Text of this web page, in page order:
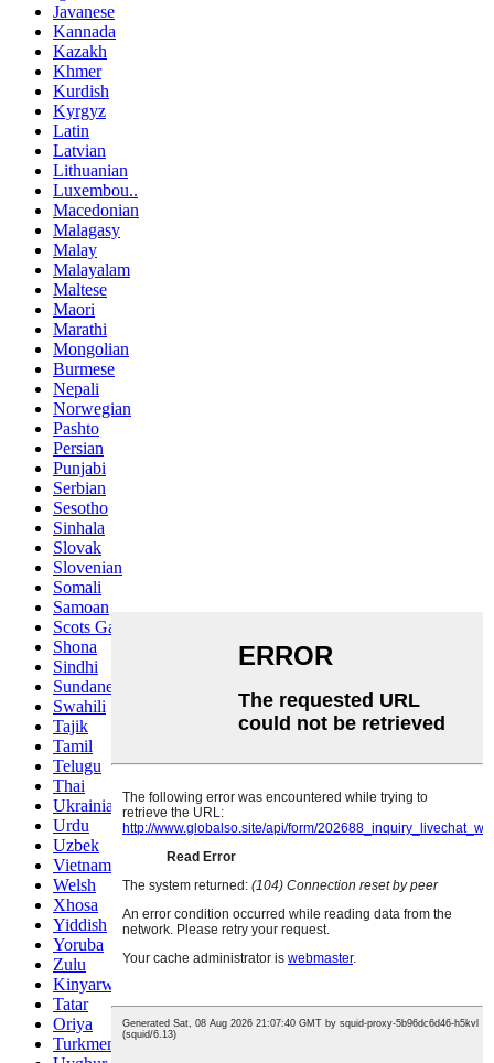
Javanese
Kannada
Kazakh
Khmer
Kurdish
Kyrgyz
Latin
Latvian
Lithuanian
Luxembou..
Macedonian
Malagasy
Malay
Malayalam
Maltese
Maori
Marathi
Mongolian
Burmese
Nepali
Norwegian
Pashto
Persian
Punjabi
Serbian
Sesotho
Sinhala
Slovak
Slovenian
Somali
Samoan
Scots Gaelic
Shona
Sindhi
Sundanese
Swahili
Tajik
Tamil
Telugu
Thai
Ukrainian
Urdu
Uzbek
Vietnamese
Welsh
Xhosa
Yiddish
Yoruba
Zulu
Kinyarwanda
Tatar
Oriya
Turkmen